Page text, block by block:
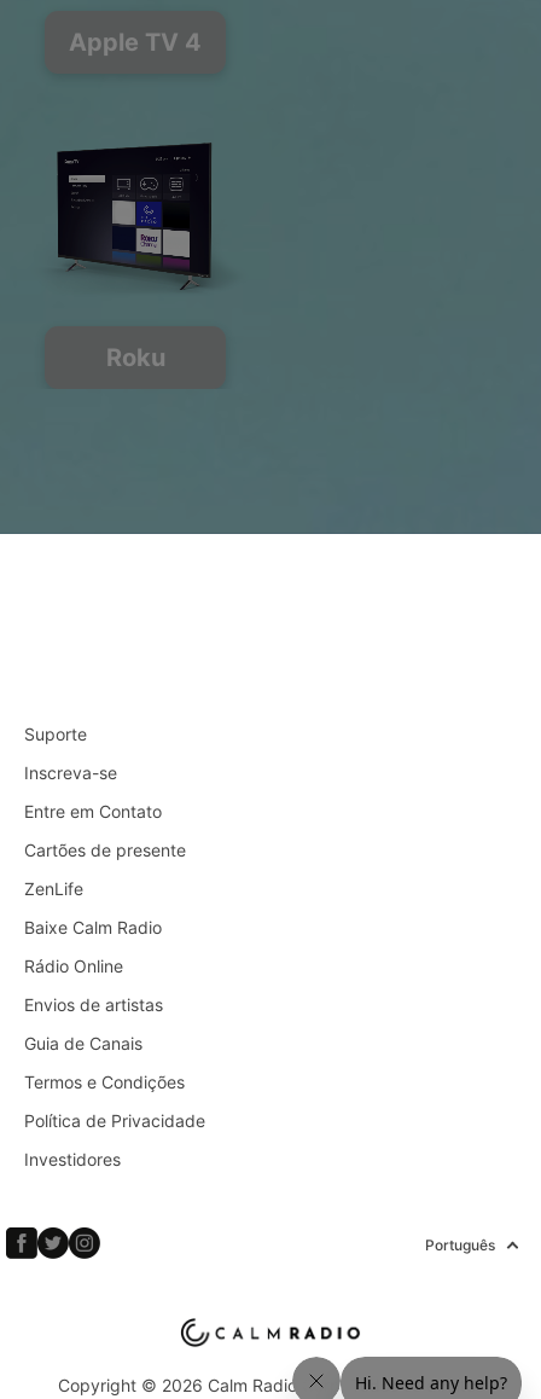
Apple TV 4
Roku
Suporte
Inscreva-se
Entre em Contato
Cartões de presente
ZenLife
Baixe Calm Radio
Rádio Online
Envios de artistas
Guia de Canais
Termos e Condições
Política de Privacidade
Investidores
Português
Copyright © 2026 Calm Radio Corp. Todos os direitos